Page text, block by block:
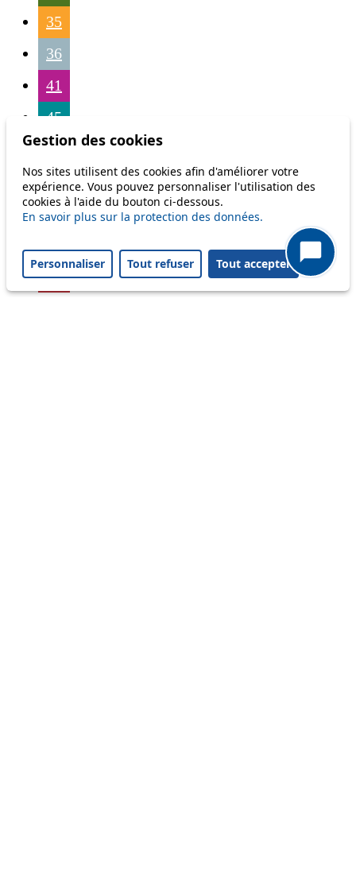
35
36
41
45
46
54
56
64
Gestion des cookies
Nos sites utilisent des cookies afin d'améliorer votre
expérience. Vous pouvez personnaliser l'utilisation des
cookies à l'aide du bouton ci-dessous.
En savoir plus sur la protection des données.
Personnaliser Tout refuser Tout accepter